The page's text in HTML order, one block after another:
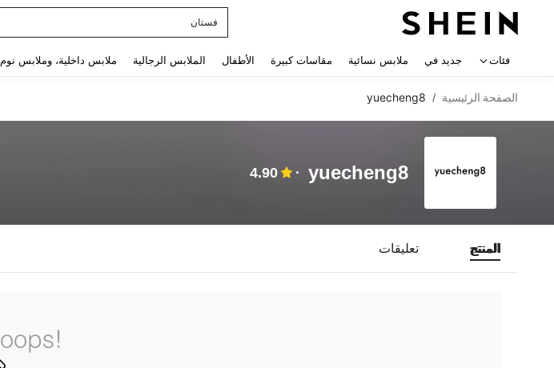
فستان
فئات جديد في ملابس نسائية مقاسات كبيرة الأطفال الملابس الرجالية ملابس داخلية، وملابس نوم
الصفحة الرئيسية /
yuecheng8
yuecheng8
4.90
المنتج تعليقات